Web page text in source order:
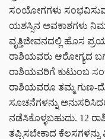
ಸಂಯೋಗಗಳು
ಯಶಸ್ಸಿನ ಅವಕಾಶಗಳು
ವೃತ್ತಿಜೀವನದಲ್ಲಿ ಹೊಸ
ರಾಶಿಯವರು ಆರೋಗ್ಯದ
ರಾಶಿಯವರಿಗೆ ಕುಟುಂಬ
ರಾಶಿಯವರೂ ತಮ್ಮ ಗುಣ-
ಸೂಚನೆಗಳನ್ನು
ನಡೆಸಿಕೊಳ್ಳಬಹುದು. 12
ತಪ್ಪಿಸಬೇಕಾದ